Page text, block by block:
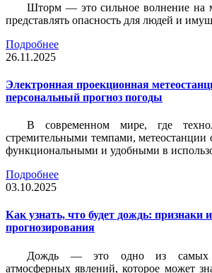
Шторм — это сильное волнение на
представлять опасность для людей и
Подробнее
26.11.2025
Электронная проекционная
персональный прогноз погоды
В современном мире, где
стремительными темпами, метеостанции
функциональными и удобными в
Подробнее
03.10.2025
Как узнать, что будет дождь: признаки
прогнозирования
Дождь — это одно из самых
атмосферных явлений, которое может